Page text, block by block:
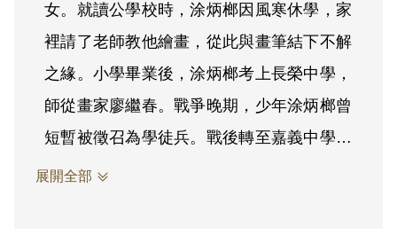
女。就讀公學校時，涂炳榔因風寒休學，家
裡請了老師教他繪畫，從此與畫筆結下不解
之緣。小學畢業後，涂炳榔考上長榮中學，
師從畫家廖繼春。戰爭晚期，少年涂炳榔曾
短暫被徵召為學徒兵。戰後轉至嘉義中學就
讀，高二恰逢二二八事件，涂炳榔回到朴子
展開全部